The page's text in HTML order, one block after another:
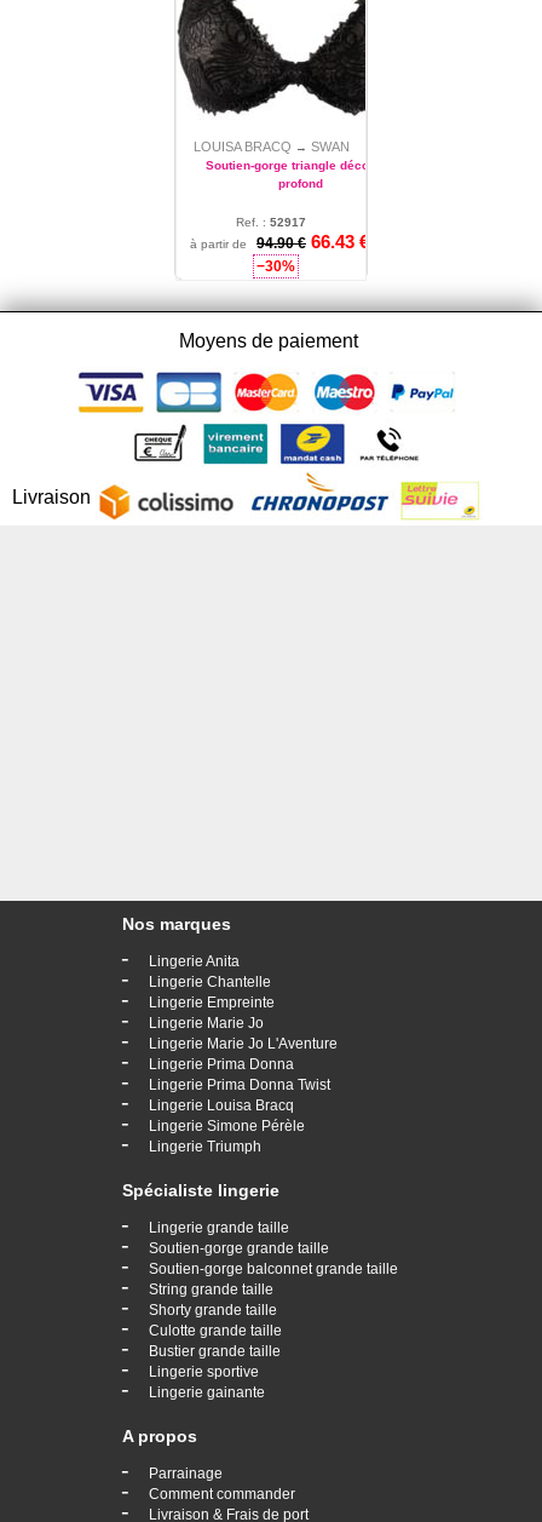
LOUISA BRACQ → SWAN
Soutien-gorge triangle décolleté
profond
Ref. : 52917
80 - 85 - 90 - 95 - 100 - 105
- 110 - 115
à partir de 94.90 € 66.43 €
−30%
Moyens de paiement
Livraison
Nos marques
- Lingerie Anita
- Lingerie Chantelle
- Lingerie Empreinte
- Lingerie Marie Jo
- Lingerie Marie Jo L'Aventure
- Lingerie Prima Donna
- Lingerie Prima Donna Twist
- Lingerie Louisa Bracq
- Lingerie Simone Pérèle
- Lingerie Triumph
Spécialiste lingerie
- Lingerie grande taille
- Soutien-gorge grande taille
- Soutien-gorge balconnet grande taille
- String grande taille
- Shorty grande taille
- Culotte grande taille
- Bustier grande taille
- Lingerie sportive
- Lingerie gainante
A propos
- Parrainage
- Comment commander
- Livraison & Frais de port